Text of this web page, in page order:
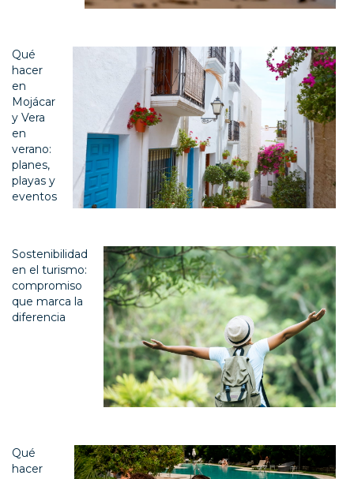
Qué
hacer
en
Mojácar
y Vera
en
verano:
planes,
playas y
eventos
Sostenibilidad
en el turismo:
compromiso
que marca la
diferencia
Qué
hacer